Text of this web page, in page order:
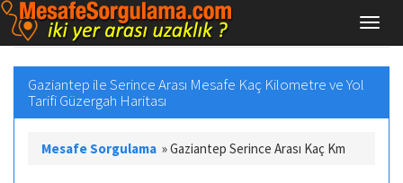
Gaziantep ile Serince Arası Mesafe Kaç Kilometre ve Yol
Tarifi Güzergah Haritası
Mesafe Sorgulama »Gaziantep Serince Arası Kaç Km